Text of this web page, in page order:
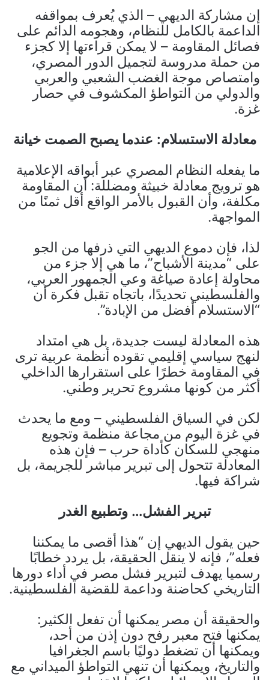
إن مشاركة الديهي – الذي يُعرف بمواقفه
الداعمة بالكامل للنظام، وهجومه الدائم على
فصائل المقاومة – لا يمكن قراءتها إلا كجزء
من حملة مدروسة لتجميل الدور المصري،
وامتصاص موجة الغضب الشعبي والعربي
والدولي من التواطؤ المكشوف في حصار
غزة.
معادلة الاستسلام: عندما يصبح الصمت خيانة
ما يفعله النظام المصري عبر أبواقه الإعلامية
هو ترويج معادلة خبيثة ومضللة: أن المقاومة
مكلفة، وأن القبول بالأمر الواقع أقل ثمنًا من
المواجهة.
لذا، فإن دموع الديهي التي ذرفها من الجو
على “مدينة الأشباح”، ما هي إلا جزء من
محاولة إعادة صياغة وعي الجمهور العربي،
والفلسطيني تحديدًا، باتجاه تقبل فكرة أن
“الاستسلام أفضل من الإبادة”.
هذه المعادلة ليست جديدة، بل هي امتداد
لنهج سياسي إقليمي تقوده أنظمة عربية ترى
في المقاومة خطرًا على استقرارها الداخلي
أكثر من كونها مشروع تحرير وطني.
لكن في السياق الفلسطيني – ومع ما يحدث
في غزة اليوم من مجاعة منظمة وتجويع
منهجي للسكان كأداة حرب – فإن هذه
المعادلة تتحول إلى تبرير مباشر للجريمة، بل
شراكة فيها.
تبرير الفشل… وتطبيع الغدر
حين يقول الديهي إن “هذا أقصى ما يمكننا
فعله”، فإنه لا ينقل الحقيقة، بل يردد خطابًا
رسميا يهدف لتبرير فشل مصر في أداء دورها
التاريخي كحاضنة وداعمة للقضية الفلسطينية.
والحقيقة أن مصر يمكنها أن تفعل الكثير:
يمكنها فتح معبر رفح دون إذن من أحد،
ويمكنها أن تضغط دوليًا باسم الجغرافيا
والتاريخ، ويمكنها أن تنهي التواطؤ الميداني مع